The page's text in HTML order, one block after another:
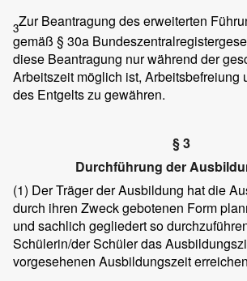
3Zur Beantragung des erweiterten
gemäß § 30a
diese Beantragung nur während der
Arbeitszeit möglich ist, Arbeitsbefreiung
des Entgelts zu gewähren.
§ 3
Durchführung der
(1) Der Träger der Ausbildung hat die
durch ihren Zweck gebotenen Form
und sachlich gegliedert so
Schülerin/der Schüler das
vorgesehenen Ausbildungszeit